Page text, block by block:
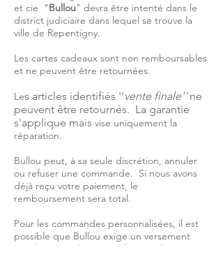
et cie "Bullou" devra être intenté dans le
district judiciaire dans lequel se trouve la
ville de Repentigny.
Les cartes cadeaux sont non remboursables
et ne peuvent être retournées.
Les articles identifiés ''vente finale''ne
peuvent être retournés. La garantie
s'applique mais vise uniquement la
réparation.
Bullou peut, à sa seule discrétion, annuler
ou refuser une commande. Si nous avons
déjà reçu votre paiement, le
remboursement sera total.
Pour les commandes personnalisées, il est
possible que Bullou exige un versement
initial, principalement si du tissu doit être